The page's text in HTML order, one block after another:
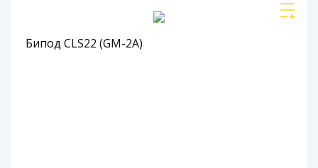
Бипод CLS22 (GM-2A)